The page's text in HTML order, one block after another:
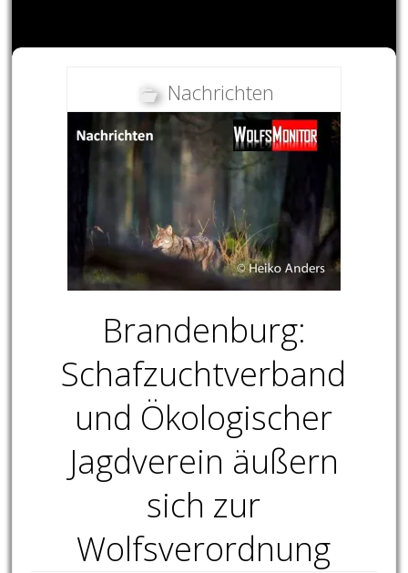
Nachrichten
Brandenburg:
Schafzuchtverband
und Ökologischer
Jagdverein äußern
sich zur
Wolfsverordnung